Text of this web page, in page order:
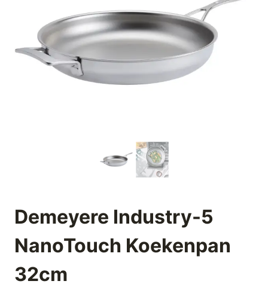
Demeyere Industry-5
NanoTouch Koekenpan
32cm